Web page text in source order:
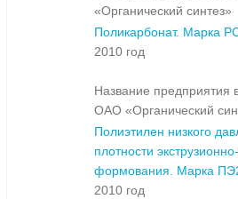
«Органический синтез»
Поликарбонат. Марка
2010 год
Название предприятия
ОАО «Органический
Полиэтилен низкого
плотности
формования. Марка
2010 год